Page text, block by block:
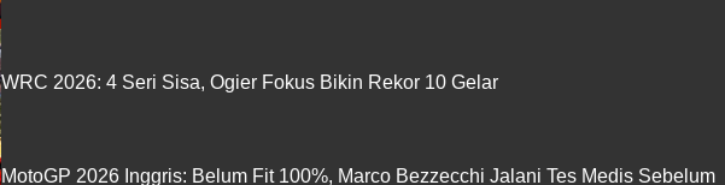
WRC 2026: 4 Seri Sisa, Ogier Fokus Bikin Rekor 10 Gelar
MotoGP 2026 Inggris: Belum Fit 100%, Marco Bezzecchi Jalani Tes Medis Sebelum